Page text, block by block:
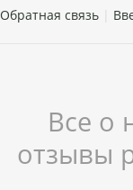
Обратная связь
Все о
отзывы